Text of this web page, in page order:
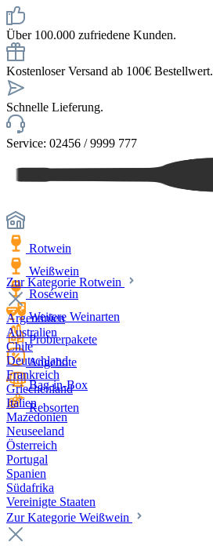
Über 100.000 zufriedene Kunden.
Kostenloser Versand ab 100€ Bestellwert.
Schnelle Lieferung.
Service: 02456 / 9999 777
Rotwein
Weißwein
Roséwein
Weitere Weinarten
Probierpakete
Angebote
Bag-in-Box
Rebsorten
Zur Kategorie Rotwein
Argentinien
Australien
Chile
Deutschland
Frankreich
Griechenland
Italien
Mazedonien
Neuseeland
Österreich
Portugal
Spanien
Südafrika
Vereinigte Staaten
Zur Kategorie Weißwein